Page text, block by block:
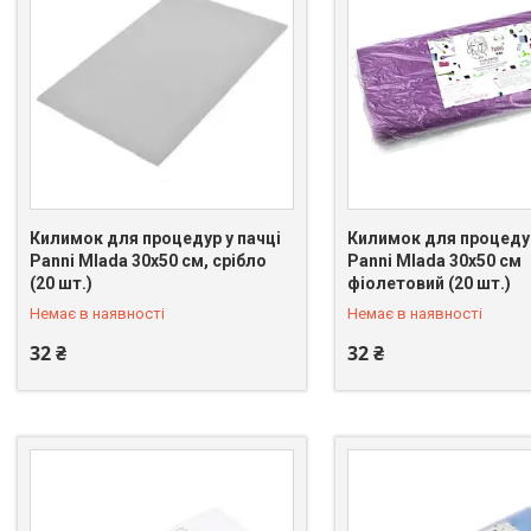
Килимок для процедур у пачці
Panni Mlada 30х50 см, срібло
(20 шт.)
Немає в наявності
32 ₴
+380 (66) 075-31-21
Килимок для
Panni Mlada 30х50 см
фіолетовий (20 шт.)
Немає в наявності
32 ₴
+380 (66) 075-31-21